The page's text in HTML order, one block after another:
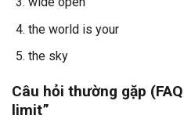
the world is your
the sky
Câu hỏi thường gặp
limit”